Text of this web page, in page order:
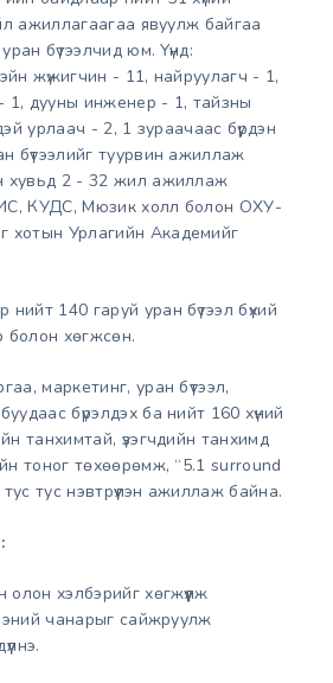
үйл ажиллагаагаа явуулж байгаа
бүтээлчид юм. Үүнд:
жүжигчин - 11, найруулагч - 1,
1, дууны инженер - 1, тайзны
урлаач - 2, 1 зураачаас бүрдэн
бүтээлийг туурвин ажиллаж
хувьд 2 - 32 жил ажиллаж
КУДС, Мюзик холл болон ОХУ-
хотын Урлагийн Академийг
140 гаруй уран бүтээл бүхий
болон хөгжсөн.
маркетинг, уран бүтээл,
бүрэлдэх ба нийт 160 хүний
танхимтай, үзэгчдийн танхимд
тоног төхөөрөмж, “5.1 surround
тус нэвтрүүлэн ажиллаж байна.
олон хэлбэрийг хөгжүүлж
чанарыг сайжруулж